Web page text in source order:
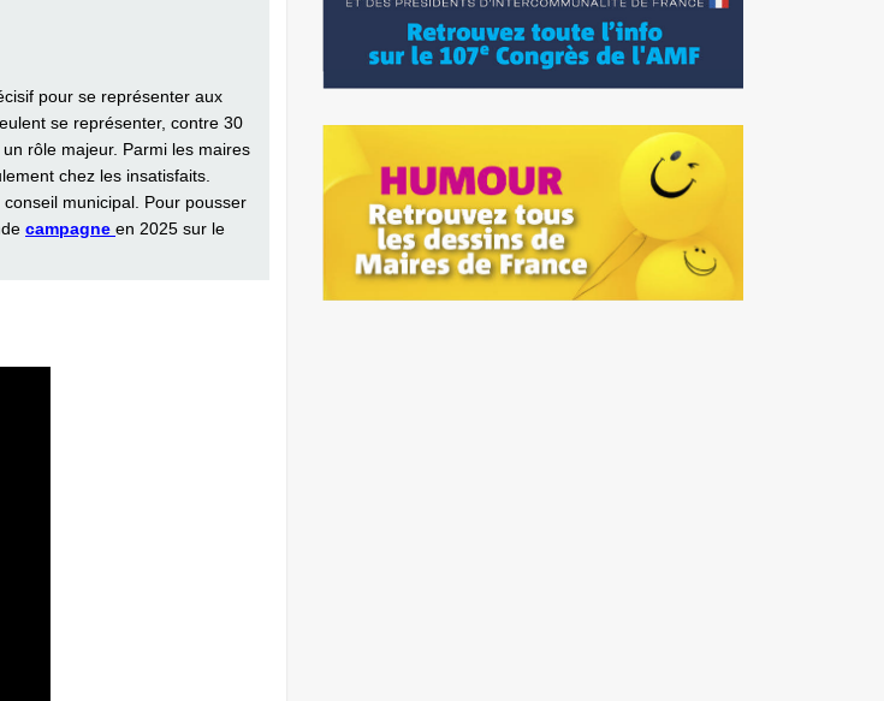
pour se représenter aux
se représenter, contre 30
rôle majeur. Parmi les maires
chez les insatisfaits.
municipal. Pour pousser
campagne en 2025 sur le